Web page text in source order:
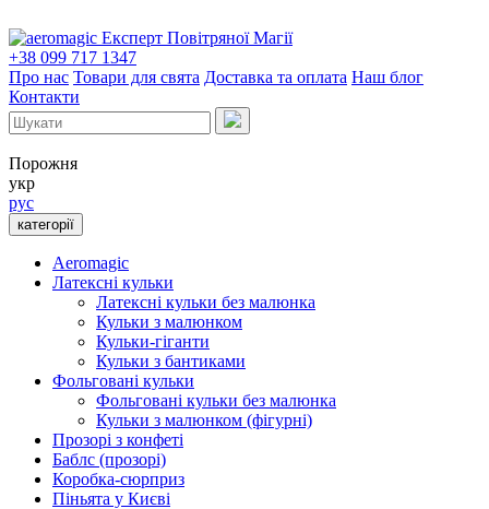
Експерт Повітряної Магії
+38 099 717 1347
Про нас Товари для свята Доставка та оплата Наш блог
Контакти
Порожня
укр
рус
категорії
Aeromagic
Латексні кульки
Латексні кульки без малюнка
Кульки з малюнком
Кульки-гіганти
Кульки з бантиками
Фольговані кульки
Фольговані кульки без малюнка
Кульки з малюнком (фігурні)
Прозорі з конфеті
Баблс (прозорі)
Коробка-сюрприз
Піньята у Києві